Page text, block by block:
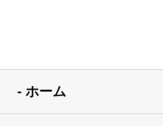
ホーム